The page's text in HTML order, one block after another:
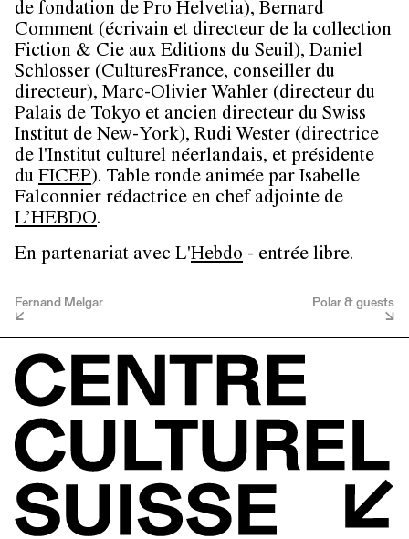
de fondation de Pro Helvetia), Bernard
Comment (écrivain et directeur de la collection
Fiction & Cie aux Editions du Seuil), Daniel
Schlosser (CulturesFrance, conseiller du
directeur), Marc-Olivier Wahler (directeur du
Palais de Tokyo et ancien directeur du Swiss
Institut de New-York), Rudi Wester (directrice
de l'Institut culturel néerlandais, et présidente
du FICEP). Table ronde animée par Isabelle
Falconnier rédactrice en chef adjointe de
L’HEBDO.
En partenariat avec L'Hebdo - entrée libre.
Fernand Melgar Polar & guests